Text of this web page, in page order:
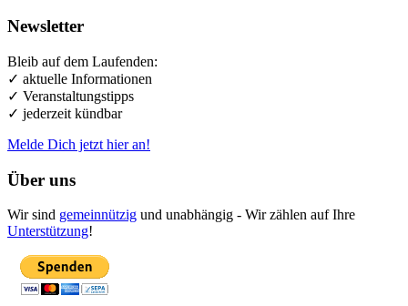
Newsletter
Bleib auf dem Laufenden:
✓ aktuelle Informationen
✓ Veranstaltungstipps
✓ jederzeit kündbar
Melde Dich jetzt hier an!
Über uns
Wir sind gemeinnützig und unabhängig - Wir zählen auf Ihre
Unterstützung!